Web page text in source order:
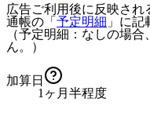
広告ご利用後に反映され
通帳の「 予定明細 」に記
（予定明細：なしの場
ん。）
加算日
1ヶ月半程度